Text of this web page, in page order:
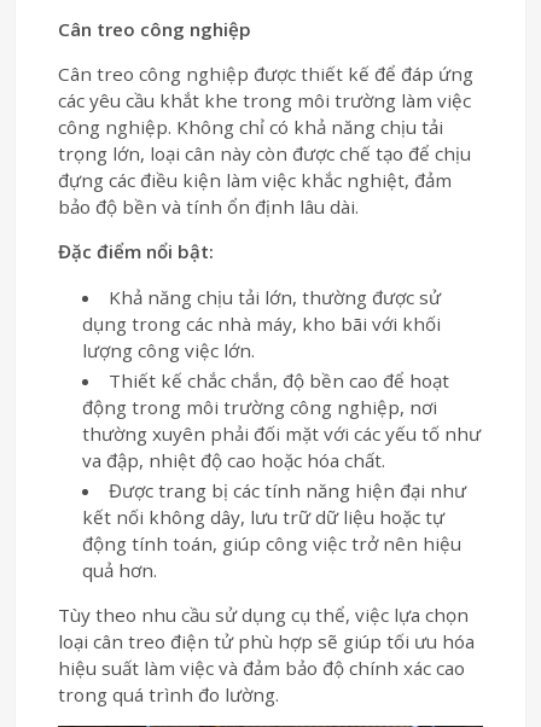
Cân treo công nghiệp
Cân treo công nghiệp được thiết kế để đáp ứng
các yêu cầu khắt khe trong môi trường làm việc
công nghiệp. Không chỉ có khả năng chịu tải
trọng lớn, loại cân này còn được chế tạo để chịu
đựng các điều kiện làm việc khắc nghiệt, đảm
bảo độ bền và tính ổn định lâu dài.
Đặc điểm nổi bật:
Khả năng chịu tải lớn, thường được sử
dụng trong các nhà máy, kho bãi với khối
lượng công việc lớn.
Thiết kế chắc chắn, độ bền cao để hoạt
động trong môi trường công nghiệp, nơi
thường xuyên phải đối mặt với các yếu tố như
va đập, nhiệt độ cao hoặc hóa chất.
Được trang bị các tính năng hiện đại như
kết nối không dây, lưu trữ dữ liệu hoặc tự
động tính toán, giúp công việc trở nên hiệu
quả hơn.
Tùy theo nhu cầu sử dụng cụ thể, việc lựa chọn
loại cân treo điện tử phù hợp sẽ giúp tối ưu hóa
hiệu suất làm việc và đảm bảo độ chính xác cao
trong quá trình đo lường.